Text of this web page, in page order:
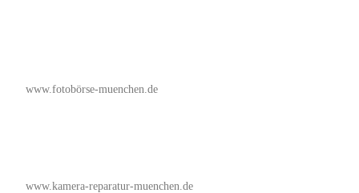
www.fotobörse-muenchen.de
www.kamera-reparatur-muenchen.de